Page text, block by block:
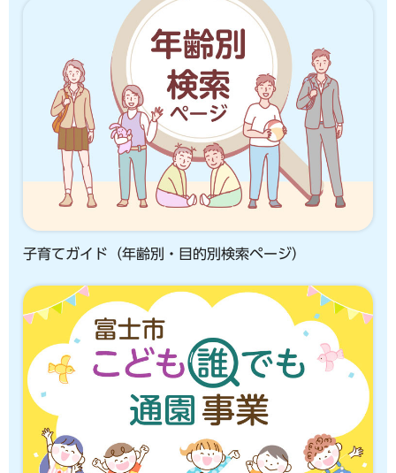
子育てガイド（年齢別・目的別検索ページ）